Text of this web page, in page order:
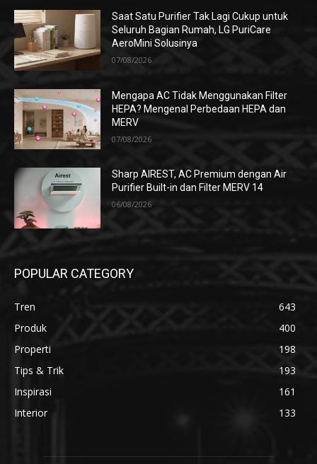
Saat Satu Purifier Tak Lagi Cukup untuk
Seluruh Bagian Rumah, LG PuriCare
AeroMini Solusinya
07/08/2026
Mengapa AC Tidak Menggunakan Filter
HEPA? Mengenal Perbedaan HEPA dan
MERV
07/08/2026
Sharp AIREST, AC Premium dengan Air
Purifier Built-in dan Filter MERV 14
06/08/2026
POPULAR CATEGORY
Tren
643
Produk
400
Properti
198
Tips & Trik
193
Inspirasi
161
Interior
133